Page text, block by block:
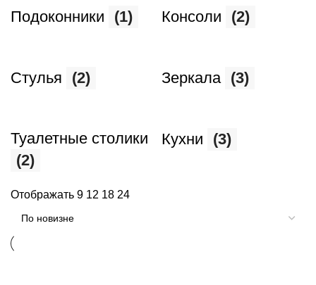
Подоконники (1) Консоли (2)
Стулья (2) Зеркала (3)
Туалетные столики
(2)
Кухни (3)
Отображать 9 12 18 24